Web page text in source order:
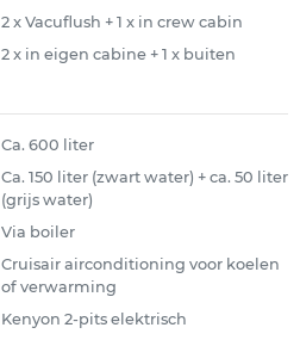
2 x Vacuflush + 1 x in crew cabin
2 x in eigen cabine + 1 x buiten
Ca. 600 liter
Ca. 150 liter (zwart water) + ca. 50 liter
(grijs water)
Via boiler
Cruisair airconditioning voor koelen
of verwarming
Kenyon 2-pits elektrisch